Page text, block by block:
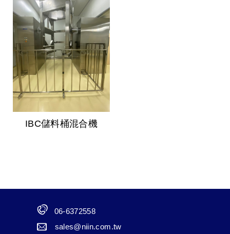
IBC儲料桶混合機
06-6372558
sales@niin.com.tw